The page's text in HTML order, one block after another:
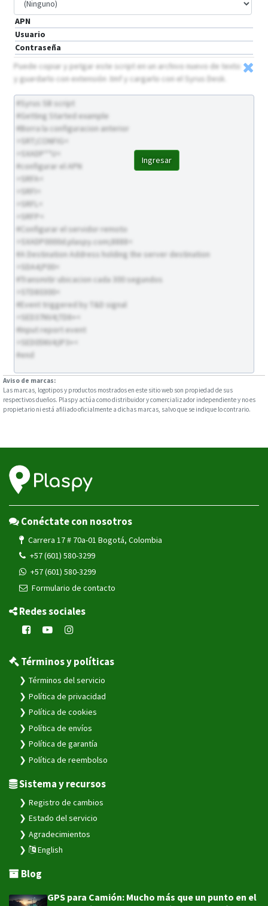
APN
Usuario
Contraseña
Ingresar
Puede copiar y petgar este script en un archivo nuevo de texto
y guardarlo con extensión .tmf y cargarlo con el Syrus Desk.
#Syrus SB script
#Getting Started example
#Borra la configuracion anterior
>SRT;CONFIG<
>SXADP**U<
#configurar el APN
>SRFA<
>SRFI<
>SRFL<
>SRFP<
#Configurar el servidor remoto
>SXADP0000d.plaspy.com;8888<
#A Destination Address holding the server destination
>SDA4;P00<
#Transmitir ubicacion cada 300 segundos
>STD80300<
#Event triggered by T&D signal
>SED37NV4;TD8+<
#Input report event
>SED05NV4;IP3+<
#end
Aviso de marcas:
Las marcas, logotipos y productos mostrados en este sitio web son propiedad de sus
respectivos dueños. Plaspy actúa como distribuidor y comercializador independiente y no es
propietario ni está afiliado oficialmente a dichas marcas, salvo que se indique lo contrario.
Conéctate con nosotros
Carrera 17 # 70a-01 Bogotá, Colombia
+57 (601) 580-3299
+57 (601) 580-3299
Formulario de contacto
Redes sociales
Términos y políticas
Términos del servicio
Política de privacidad
Política de cookies
Política de envíos
Política de garantía
Política de reembolso
Sistema y recursos
Registro de cambios
Estado del servicio
Agradecimientos
English
Blog
GPS para Camión: Mucho más que un punto en